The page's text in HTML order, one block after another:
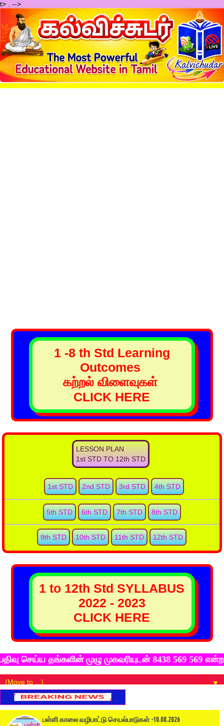
t> -->
1 -8 th Std Learning
Outcomes
கற்றல் விளைவுகள்
CLICK HERE
LESSON PLAN
1st STD TO 12th STD
1st STD 2nd STD 3rd STD 4th STD
5th STD 6th STD 7th STD 8th STD
9th STD 10th STD 11th STD 12th STD
1 to 12th Std SYLLABUS
2022 - 2023
CLICK HERE
முழு முகவரியுடன் 8438 569 569 என்ற
▼
பள்ளி காலை வழிபாட்டு செயல்பாடுகள் -10.08.2026